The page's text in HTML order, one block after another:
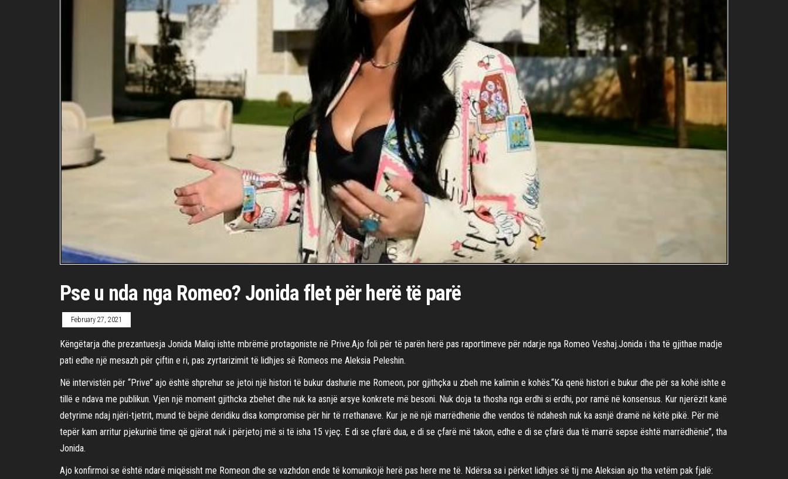
Pse u nda nga Romeo? Jonida flet për herë të parë
February 27, 2021
Këngëtarja dhe prezantuesja Jonida Maliqi ishte mbrëmë protagoniste në Prive.Ajo foli për të parën herë pas raportimeve për ndarje nga Romeo Veshaj.Jonida i tha të gjithae madje
pati edhe një mesazh për çiftin e ri, pas zyrtarizimit të lidhjes së Romeos me Aleksia Peleshin.
Në intervistën për “Prive” ajo është shprehur se jetoi një histori të bukur dashurie me Romeon, por gjithçka u zbeh me kalimin e kohës.“Ka qenë histori e bukur dhe për sa kohë ishte e
tillë e ndava me publikun. Vjen një moment gjithcka zbehet dhe nuk ka asnjë arsye konkrete më besoni. Nuk doja ta thosha nga erdhi si erdhi, por ramë në konsensus. Kur njerëzit kanë
detyrime ndaj njëri-tjetrit, mund të bëjnë deridiku disa kompromise për hir të rrethanave. Kur je në një marrëdhenie dhe vendos të ndahesh nuk ka asnjë dramë në këtë pikë. Për më
tepër kam arritur pjekurinë time që gjërat nuk i përjetoj më si të isha 15 vjeç. E di se çfarë dua, e di se çfarë më takon, edhe e di se çfarë dua të marrë sepse është marrëdhënie”, tha
Jonida.
Ajo konfirmoi se është ndarë miqësisht me Romeon dhe se vazhdon ende të komunikojë herë pas here me të. Ndërsa sa i përket lidhjes së tij me Aleksian ajo tha vetëm pak fjalë: